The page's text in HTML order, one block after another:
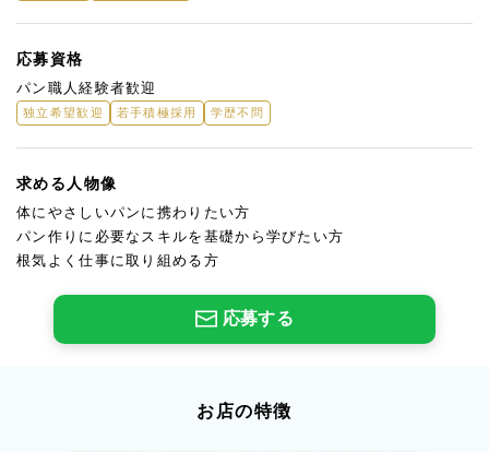
応募資格
パン職人経験者歓迎
独立希望歓迎 若手積極採用 学歴不問
求める人物像
体にやさしいパンに携わりたい方
パン作りに必要なスキルを基礎から学びたい方
根気よく仕事に取り組める方
応募する
お店の特徴